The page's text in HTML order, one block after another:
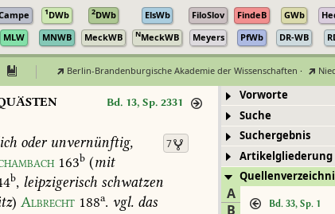
1DWb 2DWb ElsWb FiloSlov FindeB GWb
MLW MNWB MeckWB NMeckWB Meyers PfWb DR-WB
Berlin-Brandenburgische Akademie der Wissenschaften ·
Bd. 13, Sp. 2331
7
oderunvernünftig,
163b (mit
b, leipzigerisch schwatzen
) Albrecht 188a. vgl. das
Vorworte
Suche
Suchergebnis
Artikelgliederung
A
Bd. 33, Sp. 1